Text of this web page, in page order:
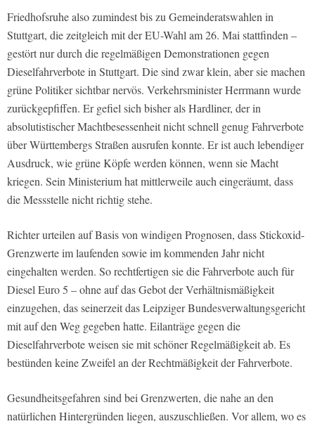
Friedhofsruhe also zumindest bis zu Gemeinderatswahlen in
Stuttgart, die zeitgleich mit der EU-Wahl am 26. Mai stattfinden –
gestört nur durch die regelmäßigen Demonstrationen gegen
Dieselfahrverbote in Stuttgart. Die sind zwar klein, aber sie machen
grüne Politiker sichtbar nervös. Verkehrsminister Herrmann wurde
zurückgepfiffen. Er gefiel sich bisher als Hardliner, der in
absolutistischer Machtbesessenheit nicht schnell genug Fahrverbote
über Württembergs Straßen ausrufen konnte. Er ist auch lebendiger
Ausdruck, wie grüne Köpfe werden können, wenn sie Macht
kriegen. Sein Ministerium hat mittlerweile auch eingeräumt, dass
die Messstelle nicht richtig stehe.
Richter urteilen auf Basis von windigen Prognosen, dass Stickoxid-
Grenzwerte im laufenden sowie im kommenden Jahr nicht
eingehalten werden. So rechtfertigen sie die Fahrverbote auch für
Diesel Euro 5 – ohne auf das Gebot der Verhältnismäßigkeit
einzugehen, das seinerzeit das Leipziger Bundesverwaltungsgericht
mit auf den Weg gegeben hatte. Eilanträge gegen die
Dieselfahrverbote weisen sie mit schöner Regelmäßigkeit ab. Es
bestünden keine Zweifel an der Rechtmäßigkeit der Fahrverbote.
Gesundheitsgefahren sind bei Grenzwerten, die nahe an den
natürlichen Hintergründen liegen, auszuschließen. Vor allem, wo es